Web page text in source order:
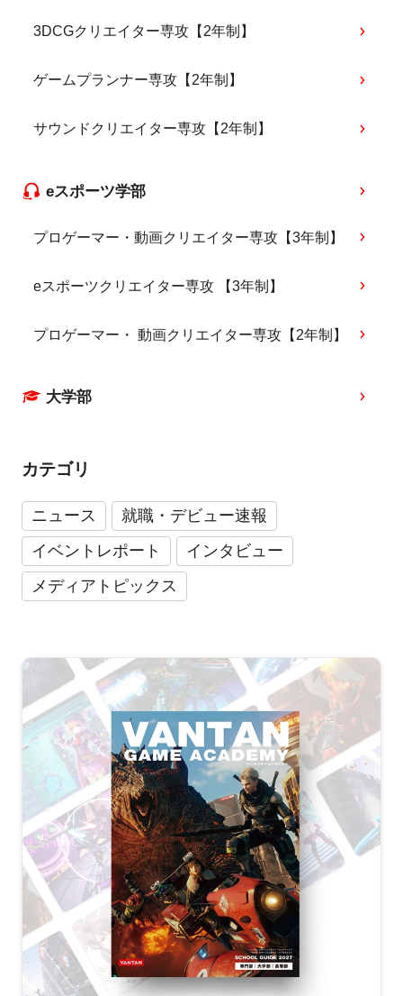
3DCGクリエイター専攻【2年制】
ゲームプランナー専攻【2年制】
サウンドクリエイター専攻【2年制】
eスポーツ学部
プロゲーマー・動画クリエイター専攻【3年制】
eスポーツクリエイター専攻 【3年制】
プロゲーマー・ 動画クリエイター専攻【2年制】
大学部
カテゴリ
ニュース
就職・デビュー速報
イベントレポート
インタビュー
メディアトピックス